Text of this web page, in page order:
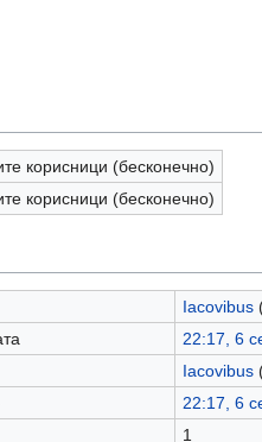
корисници (бесконечно)
корисници (бесконечно)
Iacovibus
22:17, 6
Iacovibus
22:17, 6
1